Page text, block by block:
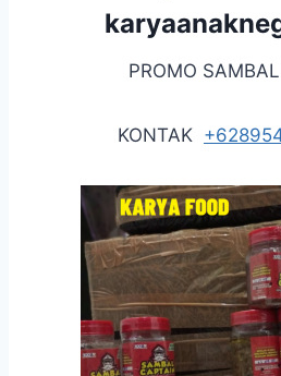
PROMO
KONTAK